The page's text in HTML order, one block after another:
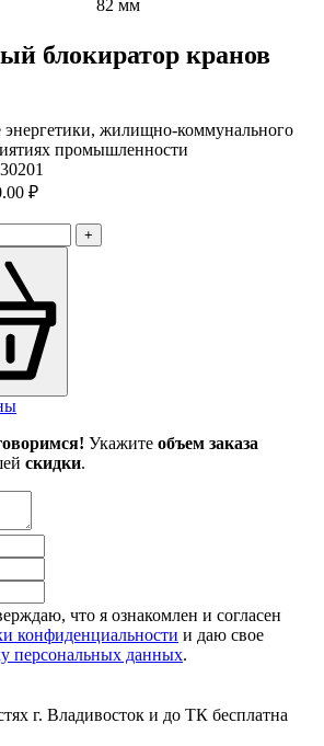
82 мм
блокиратор кранов
энергетики, жилищно-коммунального
промышленности
₽
+
Укажите объем заказа
скидки.
что я ознакомлен и согласен
конфиденциальности и даю свое
персональных данных.
г. Владивосток и до ТК бесплатна